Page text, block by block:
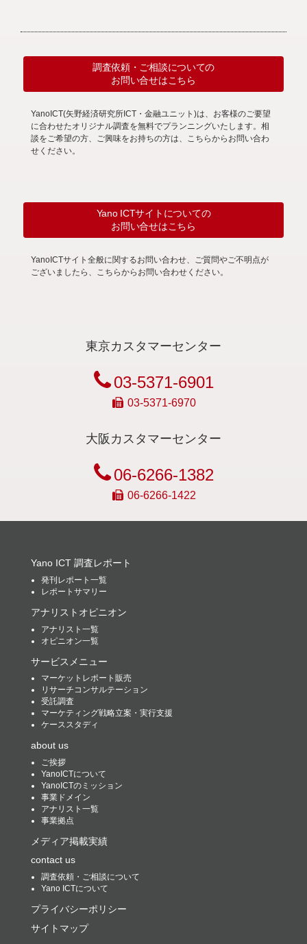
調査依頼・ご相談についての
お問い合せはこちら
YanoICT(矢野経済研究所ICT・金融ユニット)は、お客様のご要望
に合わせたオリジナル調査を無料でプランニングいたします。相
談をご希望の方、ご興味をお持ちの方は、こちらからお問い合わ
せください。
Yano ICTサイトについての
お問い合せはこちら
YanoICTサイト全般に関するお問い合わせ、ご質問やご不明点が
ございましたら、こちらからお問い合わせください。
東京カスタマーセンター
03-5371-6901
03-5371-6970
大阪カスタマーセンター
06-6266-1382
06-6266-1422
Yano ICT 調査レポート
発刊レポート一覧
レポートサマリー
アナリストオピニオン
アナリスト一覧
オピニオン一覧
サービスメニュー
マーケットレポート販売
リサーチコンサルテーション
受託調査
マーケティング戦略立案・実行支援
ケーススタディ
about us
ご挨拶
YanoICTについて
YanoICTのミッション
事業ドメイン
アナリスト一覧
事業拠点
メディア掲載実績
contact us
調査依頼・ご相談について
Yano ICTについて
プライバシーポリシー
サイトマップ